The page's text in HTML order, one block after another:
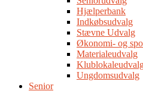
Hjælperbank
Indkøbsudvalg
Stævne Udvalg
Økonomi- og
Materialeudvalg
Ungdomsudvalg
Senior